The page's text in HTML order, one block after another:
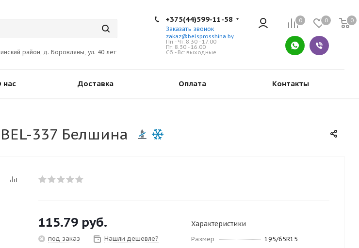
район, д. Боровляны, ул. 40 лет
0 0 0
+375(44)599-11-58
Заказать звонок
zakaz@belsprosshina.by
Пн - Чт: 8.30 - 17.00
Пт: 8.30 - 16.00
Сб - Вс: выходные
нас Доставка Оплата Контакты
337 Белшина
115.79 руб.
под заказ Нашли дешевле?
Характеристики
Размер
195/65R15